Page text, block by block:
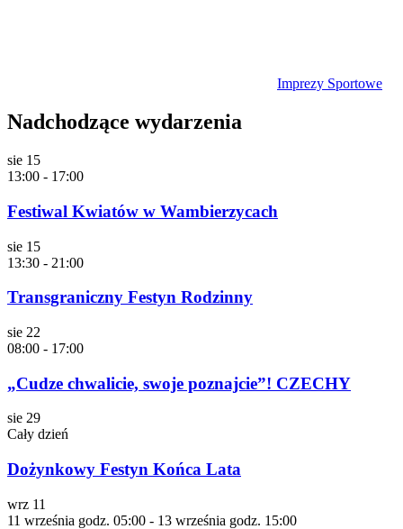
Imprezy Sportowe
Nadchodzące wydarzenia
sie 15
13:00 - 17:00
Festiwal Kwiatów w Wambierzycach
sie 15
13:30 - 21:00
Transgraniczny Festyn Rodzinny
sie 22
08:00 - 17:00
„Cudze chwalicie, swoje poznajcie”! CZECHY
sie 29
Cały dzień
Dożynkowy Festyn Końca Lata
wrz 11
11 września godz. 05:00 - 13 września godz. 15:00